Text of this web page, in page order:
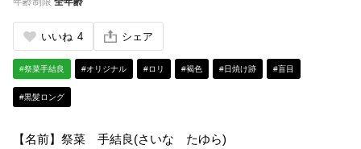
いいね 4 シェア
#祭菜手結良 #オリジナル #ロリ #褐色 #日焼け跡 #盲目
#黒髪ロング
【名前】祭菜 手結良(さいな たゆら)